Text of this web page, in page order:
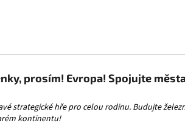
prosím! Evropa! Spojujte
strategické hře pro celou rodinu. Budujte
kontinentu!